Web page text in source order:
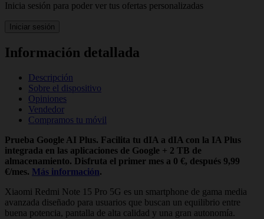
Inicia sesión para poder ver tus ofertas personalizadas
Iniciar sesión
Información detallada
Descripción
Sobre el dispositivo
Opiniones
Vendedor
Compramos tu móvil
Prueba Google AI Plus. Facilita tu dIA a dIA con la IA Plus
integrada en las aplicaciones de Google + 2 TB de
almacenamiento. Disfruta el primer mes a 0 €, después 9,99
€/mes. Más información.
Xiaomi Redmi Note 15 Pro 5G es un smartphone de gama media
avanzada diseñado para usuarios que buscan un equilibrio entre
buena potencia, pantalla de alta calidad y una gran autonomía.